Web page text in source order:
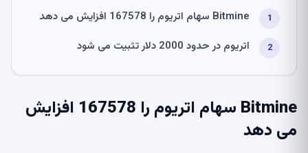
Bitmine سهام اتریوم را 167578 افزایش می دهد
اتریوم در حدود 2000 دلار تثبیت می شود
Bitmine سهام اتریوم را 167578 افزایش
می دهد